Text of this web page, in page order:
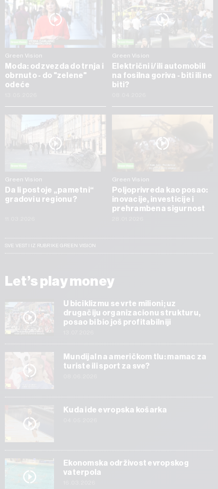
Green Vision
Moda: od zvezda do trnja i
obrnuto - do "zelene"
odeće
Green Vision
Električni i/ili automobili
na fosilna goriva - biti ili ne
biti?
Green Vision
Da li postoje „pametni“
gradovi u regionu?
Green Vision
Poljoprivreda kao posao:
inovacije, investicije i
prehrambena sigurnost
SVE VESTI IZ RUBRIKE GREEN VISION
Let’s play money
U biciklizmu se vrte milioni; uz
drugačiju organizacionu strukturu,
posao bi bio još profitabilniji
Mundijal na američkom tlu: mamac za
turiste ili sport za sve?
Kuda ide evropska košarka
Ekonomska održivost evropskog
vaterpola